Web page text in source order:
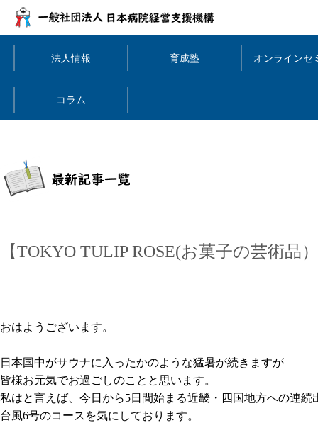
法人情報 育成塾 オンラインセ
コラム
【TOKYO TULIP ROSE(お菓子の芸術品
おはようございます。
日本国中がサウナに入ったかのような猛暑が続きますが
皆様お元気でお過ごしのことと思います。
私はと言えば、今日から5日間始まる近畿・四国地方への連続
台風6号のコースを気にしております。